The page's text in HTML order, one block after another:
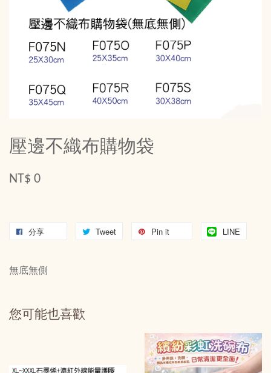
壓邊不織布購物袋
NT$ 0
分享 Tweet Pin it LINE
無底無側
您可能也喜歡